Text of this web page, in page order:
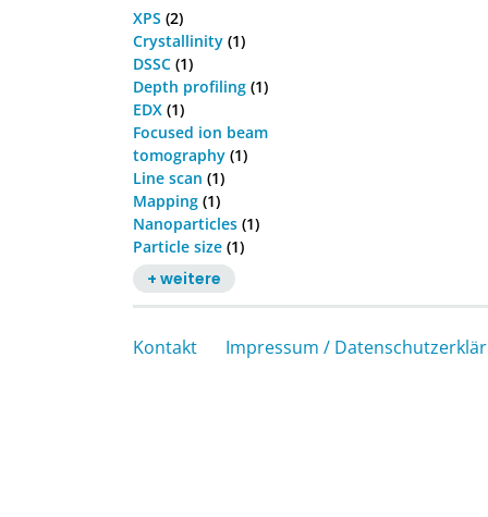
XPS (2)
Crystallinity (1)
DSSC (1)
Depth profiling (1)
EDX (1)
Focused ion beam
tomography (1)
Line scan (1)
Mapping (1)
Nanoparticles (1)
Particle size (1)
+ weitere
Kontakt Impressum /